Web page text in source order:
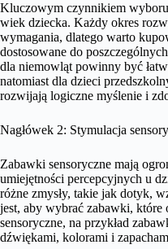
Kluczowym czynnikiem
wiek dziecka. Każdy okres
wymagania, dlatego warto
dostosowane do
dla niemowląt powinny być
natomiast dla dzieci
rozwijają logiczne myślenie i
Nagłówek 2: Stymulacja
Zabawki sensoryczne mają
umiejętności percepcyjnych u
różne zmysły, takie jak dotyk,
jest, aby wybrać zabawki, które
sensoryczne, na przykład
dźwiękami, kolorami i